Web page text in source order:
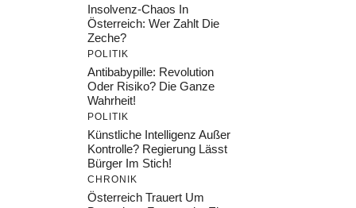
Insolvenz-Chaos In
Österreich: Wer Zahlt Die
Zeche?
POLITIK
Antibabypille: Revolution
Oder Risiko? Die Ganze
Wahrheit!
POLITIK
Künstliche Intelligenz Außer
Kontrolle? Regierung Lässt
Bürger Im Stich!
CHRONIK
Österreich Trauert Um